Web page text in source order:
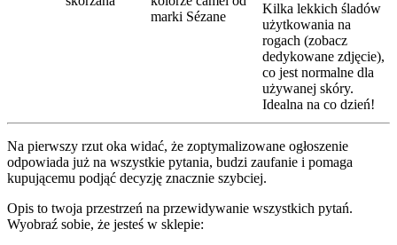
marki Sézane
Kilka lekkich śladów
użytkowania na
rogach (zobacz
dedykowane zdjęcie),
co jest normalne dla
używanej skóry.
Idealna na co dzień!
Na pierwszy rzut oka widać, że zoptymalizowane ogłoszenie
odpowiada już na wszystkie pytania, budzi zaufanie i pomaga
kupującemu podjąć decyzję znacznie szybciej.
Opis to twoja przestrzeń na przewidywanie wszystkich pytań.
Wyobraź sobie, że jesteś w sklepie: